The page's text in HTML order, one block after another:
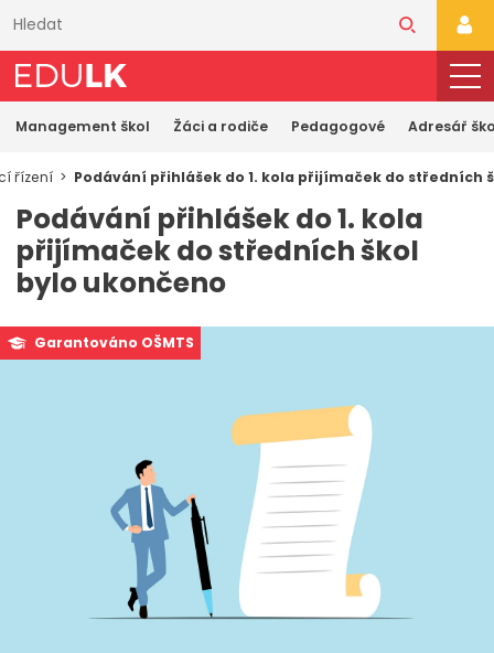
obsahu
Management škol Žáci a rodiče Pedagogové Adresář
řízení Podávání přihlášek do 1. kola přijímaček do středních
Podávání přihlášek do 1. kola
přijímaček do středních škol
bylo ukončeno
Garantováno OŠMTS